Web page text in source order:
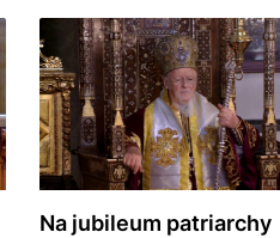
Na jubileum patriarchy